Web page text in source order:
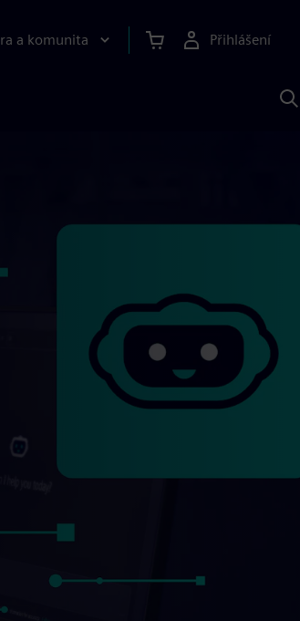
a komunita Přihlášení